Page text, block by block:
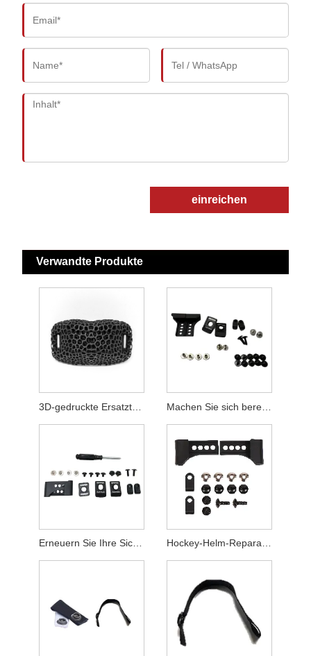
einreichen
Verwandte Produkte
3D-gedruckte Ersatzteile für Eishockey-Helmkäfig und Kinnschale – kompatibel mit den meisten Helmen Machen Sie sich bereit für Reparatursätze für Sicherheitshockeyhelme
Erneuern Sie Ihre Sicherheit mit Hockeyhelm-Reparatursets Hockey-Helm-Reparatur-Sets, unverzichtbares Zubehör